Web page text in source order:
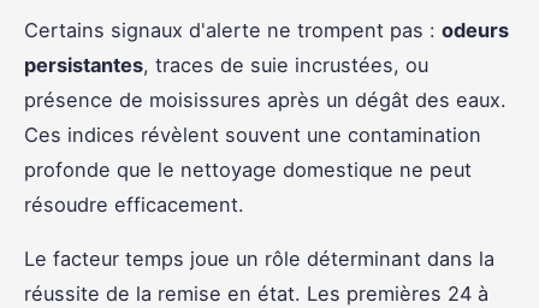
Certains signaux d'alerte ne trompent pas : odeurs
persistantes, traces de suie incrustées, ou
présence de moisissures après un dégât des eaux.
Ces indices révèlent souvent une contamination
profonde que le nettoyage domestique ne peut
résoudre efficacement.
Le facteur temps joue un rôle déterminant dans la
réussite de la remise en état. Les premières 24 à